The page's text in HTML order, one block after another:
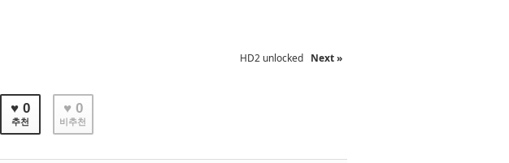
HD2 unlocked Next »
♥ 0
추천
♥ 0
비추천